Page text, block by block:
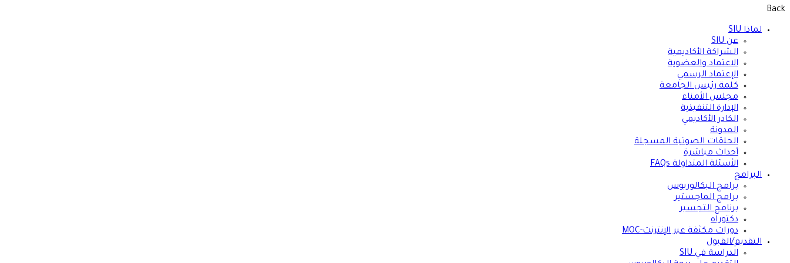
Back
لماذا SIU
عن SIU
الشراكة الأكاديمية
الاعتماد والعضوية
الإعتماد الرسمي
كلمة رئيس الجامعة
مجلس الأمناء
الإدارة التنفيذية
الكادر الأكاديمي
المدونة
الحلقات الصوتية المسجلة
أحداث مباشرة
الأسئلة المتداولة FAQs
البرامج
برامج البكالوريوس
برامج الماجستير
برنامج التجسير
دكتوراه
دورات مكثفة عبر الإنترنت-MOC
التقديم/القبول
الدراسة في SIU